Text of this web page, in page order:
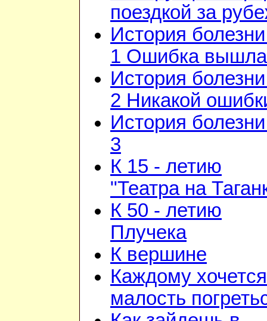
поездкой за
История
1 Ошибка вышла
История
2 Никакой
История
3
К 15 - летию
"Театра на
К 50 - летию
Плучека
К вершине
Каждому хочется
малость